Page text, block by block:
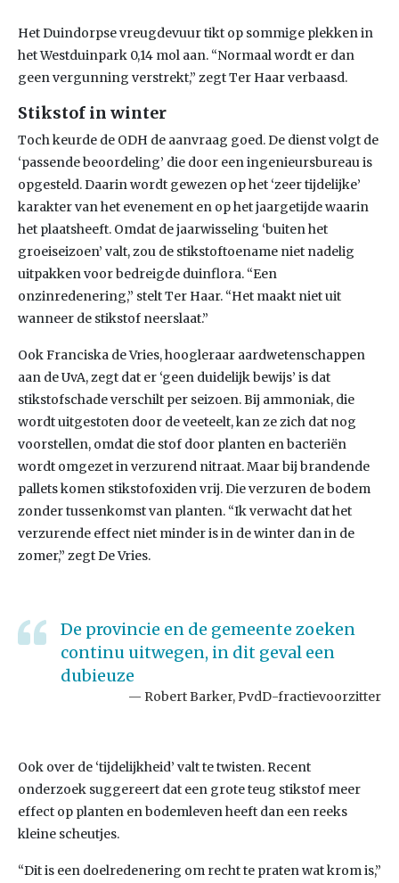
Het Duindorpse vreugdevuur tikt op sommige plekken in
het Westduinpark 0,14 mol aan. “Normaal wordt er dan
geen vergunning verstrekt,” zegt Ter Haar verbaasd.
Stikstof in winter
Toch keurde de ODH de aanvraag goed. De dienst volgt de
‘passende beoordeling’ die door een ingenieursbureau is
opgesteld. Daarin wordt gewezen op het ‘zeer tijdelijke’
karakter van het evenement en op het jaargetijde waarin
het plaatsheeft. Omdat de jaarwisseling ‘buiten het
groeiseizoen’ valt, zou de stikstoftoename niet nadelig
uitpakken voor bedreigde duinflora. “Een
onzinredenering,” stelt Ter Haar. “Het maakt niet uit
wanneer de stikstof neerslaat.”
Ook Franciska de Vries, hoogleraar aardwetenschappen
aan de UvA, zegt dat er ‘geen duidelijk bewijs’ is dat
stikstofschade verschilt per seizoen. Bij ammoniak, die
wordt uitgestoten door de veeteelt, kan ze zich dat nog
voorstellen, omdat die stof door planten en bacteriën
wordt omgezet in verzurend nitraat. Maar bij brandende
pallets komen stikstofoxiden vrij. Die verzuren de bodem
zonder tussenkomst van planten. “Ik verwacht dat het
verzurende effect niet minder is in de winter dan in de
zomer,” zegt De Vries.
De provincie en de gemeente zoeken
continu uitwegen, in dit geval een
dubieuze
Robert Barker, PvdD-fractievoorzitter
Ook over de ‘tijdelijkheid’ valt te twisten. Recent
onderzoek suggereert dat een grote teug stikstof meer
effect op planten en bodemleven heeft dan een reeks
kleine scheutjes.
“Dit is een doelredenering om recht te praten wat krom is,”